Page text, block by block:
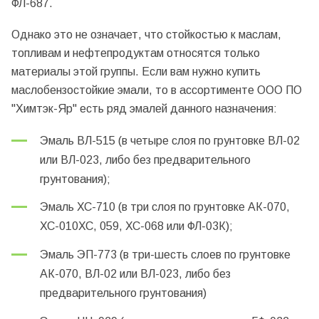
ФЛ-687.
Однако это не означает, что стойкостью к маслам,
топливам и нефтепродуктам относятся только
материалы этой группы. Если вам нужно купить
маслобензостойкие эмали, то в ассортименте ООО ПО
"Химтэк-Яр" есть ряд эмалей данного назначения:
Эмаль ВЛ-515 (в четыре слоя по грунтовке ВЛ-02
или ВЛ-023, либо без предварительного
грунтования);
Эмаль ХС-710 (в три слоя по грунтовке АК-070,
ХС-010ХС, 059, ХС-068 или ФЛ-03К);
Эмаль ЭП-773 (в три-шесть слоев по грунтовке
АК-070, ВЛ-02 или ВЛ-023, либо без
предварительного грунтования)